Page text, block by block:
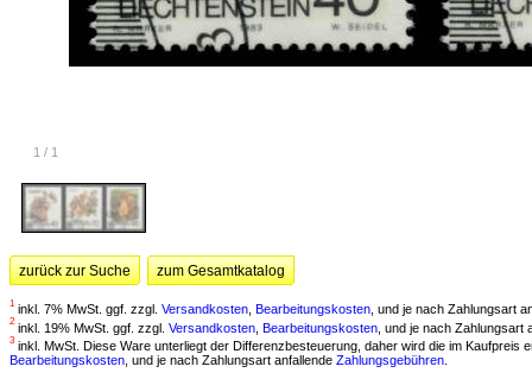
1 / 1
zurück zur Suche zum Gesamtkatalog
1 inkl. 7% MwSt. ggf. zzgl. Versandkosten Bearbeitungskosten , und je nach Zahlungsart
2 inkl. 19% MwSt. ggf. zzgl. Versandkosten Bearbeitungskosten , und je nach Zahlungsart
3 inkl. MwSt. Diese Ware unterliegt der Differenzbesteuerung, daher wird die im
Bearbeitungskosten , und je nach Zahlungsart anfallende Zahlungsgebühren